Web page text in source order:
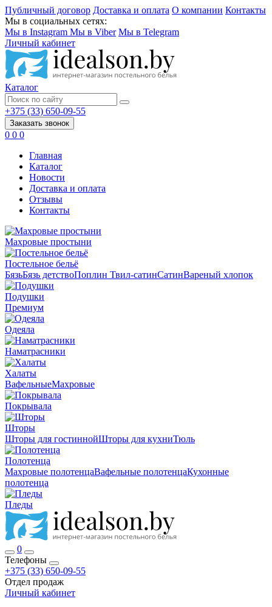
Публичный договор Доставка и оплата О компании Контакты
Мы в социальных сетях:
Мы в Instagram Мы в Viber Мы в Telegram
Личный кабинет
Каталог
+375 (33) 650-09-55
Заказать звонок
0 0 0
Главная
Каталог
Новости
Доставка и оплата
Отзывы
Контакты
Махровые простыни
Постельное бельё
БязьБязь детствоПоплин Твил-сатинСатинВареный хлопок
Подушки
Премиум
Одеяла
Наматрасники
Халаты
ВафельныеМахровые
Покрывала
Шторы
Шторы для гостиннойШторы для кухниТюль
Полотенца
Махровые полотенцаВафельные полотенцаКухонные
полотенца
Пледы
0
Телефоны
+375 (33) 650-09-55
Отдел продаж
Личный кабинет